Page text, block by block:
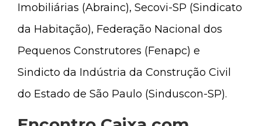
Imobiliárias (Abrainc), Secovi-SP (Sindicato
da Habitação), Federação Nacional dos
Pequenos Construtores (Fenapc) e
Sindicto da Indústria da Construção Civil
do Estado de São Paulo (Sinduscon-SP).